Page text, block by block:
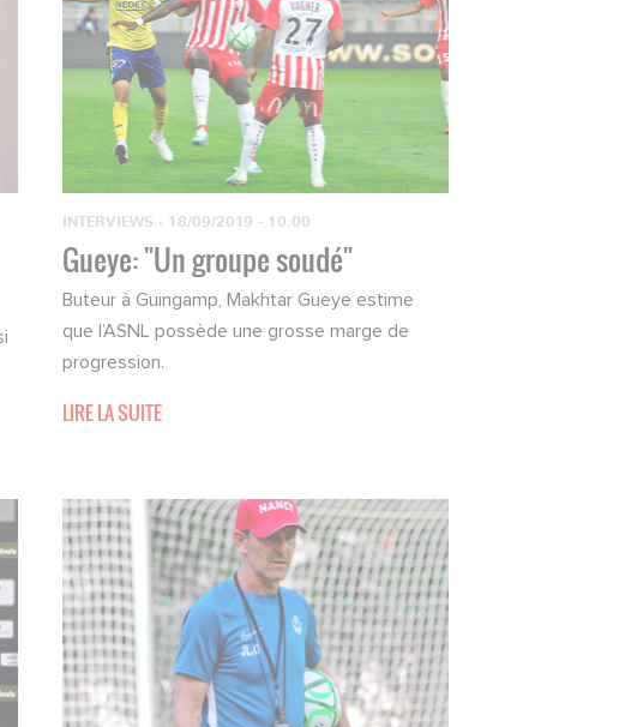
INTERVIEWS · 18/09/2019 - 10:00
Gueye: "Un groupe soudé"
Buteur à Guingamp, Makhtar Gueye estime
que l’ASNL possède une grosse marge de
progression.
LIRE LA SUITE